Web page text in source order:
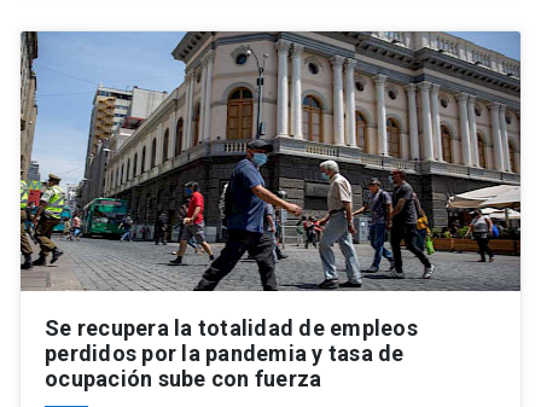
Se recupera la totalidad de empleos
perdidos por la pandemia y tasa de
ocupación sube con fuerza